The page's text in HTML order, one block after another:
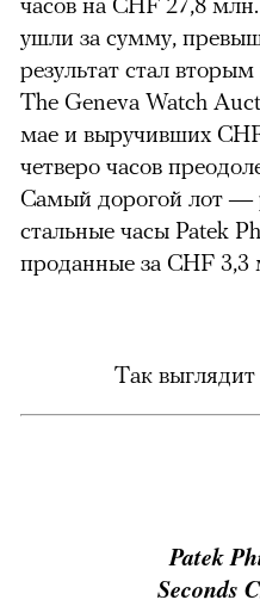
ушли за сумму,
результат стал
The Geneva Watch
мае и выручивших
четверо часов
Самый дорогой лот —
стальные часы Patek
проданные за CHF 3,3
Так выглядит
Patek
Seconds